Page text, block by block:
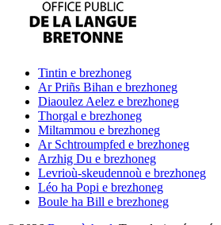
Tintin e brezhoneg
Ar Priñs Bihan e brezhoneg
Diaoulez Aelez e brezhoneg
Thorgal e brezhoneg
Miltammou e brezhoneg
Ar Schtroumpfed e brezhoneg
Arzhig Du e brezhoneg
Levrioù-skeudennoù e brezhoneg
Léo ha Popi e brezhoneg
Boule ha Bill e brezhoneg